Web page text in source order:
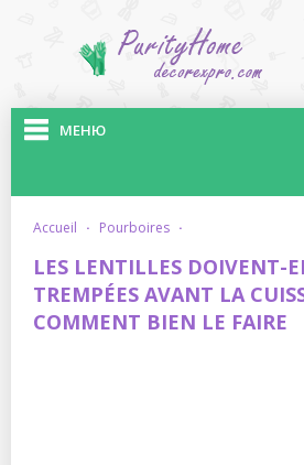
МЕНЮ
accueil · pourboires ·
LES LENTILLES DOIVENT-
TREMPÉES AVANT LA
COMMENT BIEN LE FAIRE